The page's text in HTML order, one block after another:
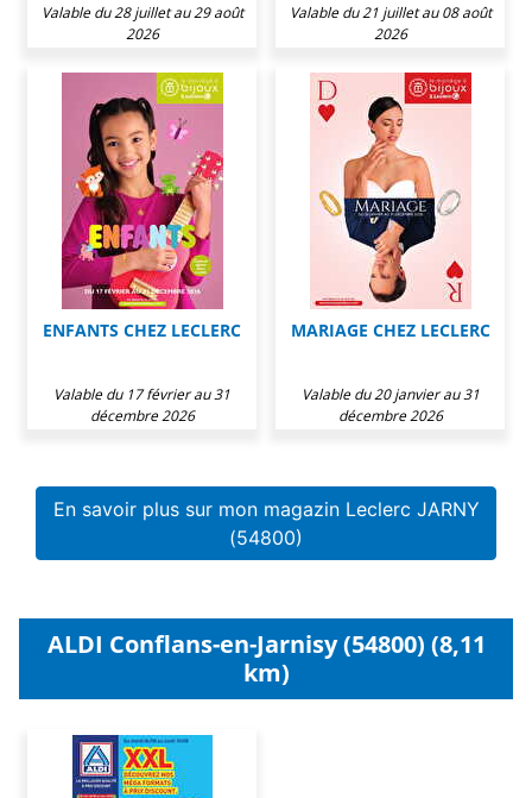
Valable du 28 juillet au 29 août
2026
Valable du 21 juillet au 08 août
2026
ENFANTS CHEZ LECLERC
Valable du 17 février au 31
décembre 2026
MARIAGE CHEZ LECLERC
Valable du 20 janvier au 31
décembre 2026
En savoir plus sur mon magazin Leclerc JARNY
(54800)
ALDI Conflans-en-Jarnisy (54800) (8,11
km)